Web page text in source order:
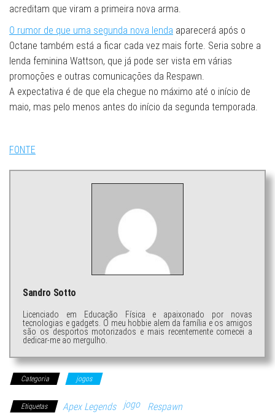
acreditam que viram a primeira nova arma.
O rumor de que uma segunda nova lenda aparecerá após o
Octane também está a ficar cada vez mais forte. Seria sobre a
lenda feminina Wattson, que já pode ser vista em várias
promoções e outras comunicações da Respawn.
A expectativa é de que ela chegue no máximo até o início de
maio, mas pelo menos antes do início da segunda temporada.
FONTE
Sandro Sotto
Licenciado em Educação Física e apaixonado por novas
tecnologias e gadgets. O meu hobbie alem da família e os amigos
são os desportos motorizados e mais recentemente comecei a
dedicar-me ao mergulho.
Categoria jogos
Etiquetas Apex Legends jogo Respawn